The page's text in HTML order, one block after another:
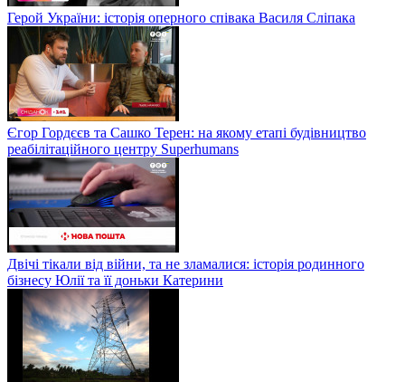
Герой України: історія оперного співака Василя Сліпака
Єгор Гордєєв та Сашко Терен: на якому етапі будівництво
реабілітаційного центру Superhumans
Двічі тікали від війни, та не зламалися: історія родинного
бізнесу Юлії та її доньки Катерини